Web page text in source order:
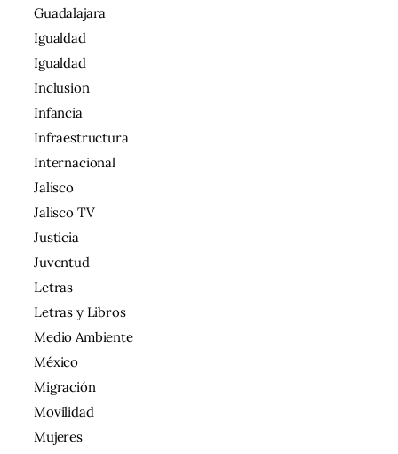
Guadalajara
Igualdad
Igualdad
Inclusion
Infancia
Infraestructura
Internacional
Jalisco
Jalisco TV
Justicia
Juventud
Letras
Letras y Libros
Medio Ambiente
México
Migración
Movilidad
Mujeres